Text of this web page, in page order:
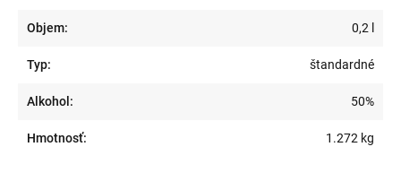
Objem: 0,2 l
Typ: štandardné
Alkohol: 50%
Hmotnosť: 1.272 kg